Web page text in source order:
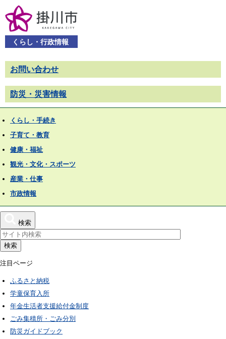
くらし・行政情報
お問い合わせ
防災・災害情報
くらし・手続き
子育て・教育
健康・福祉
観光・文化・スポーツ
産業・仕事
市政情報
検索
検索
注目ページ
ふるさと納税
学童保育入所
年金生活者支援給付金制度
ごみ集積所・ごみ分別
防災ガイドブック